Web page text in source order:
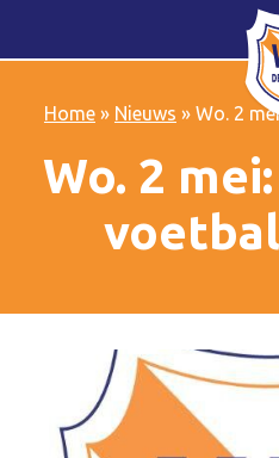
Home» Nieuws » Wo. 2
Wo. 2